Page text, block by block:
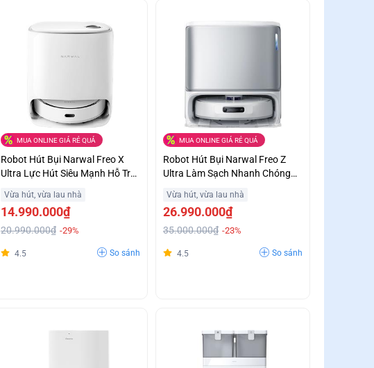
MUA ONLINE GIÁ RẺ QUÁ
Robot Hút Bụi Narwal Freo X
Ultra Lực Hút Siêu Mạnh Hỗ Trợ
Vừa hút, vừa lau nhà
14.990.000₫
20.990.000₫ -29%
4.5 So sánh
MUA ONLINE GIÁ RẺ QUÁ
Robot Hút Bụi Narwal Freo Z
Ultra Làm Sạch Nhanh Chóng
Vừa hút, vừa lau nhà
26.990.000₫
35.000.000₫ -23%
4.5 So sánh